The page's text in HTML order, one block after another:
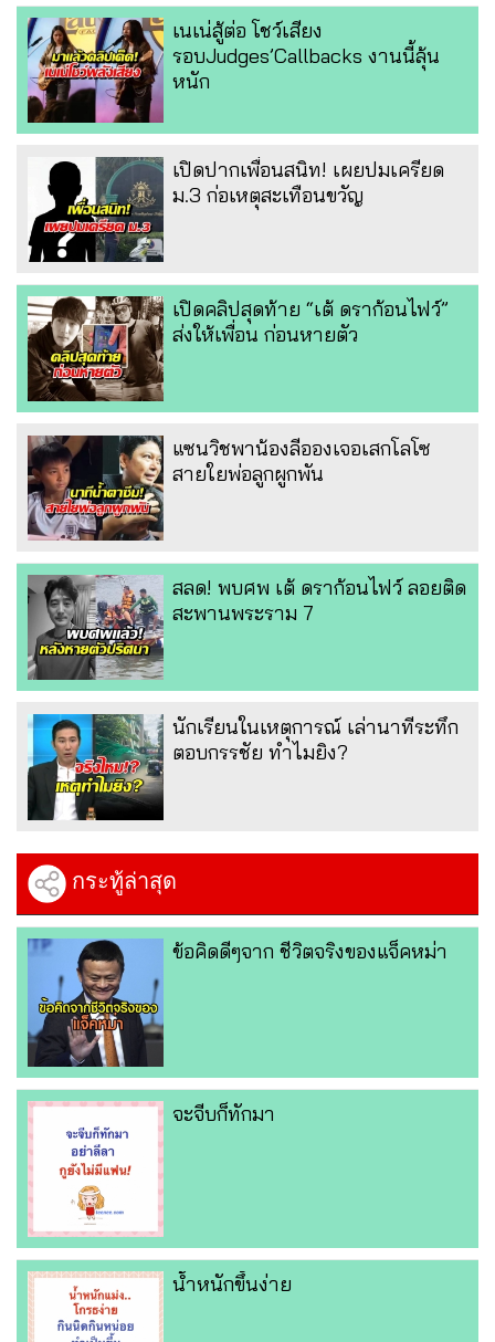
เนเน่สู้ต่อ โชว์เสียง
รอบJudges’Callbacks งานนี้ลุ้น
หนัก
เปิดปากเพื่อนสนิท! เผยปมเครียด
ม.3 ก่อเหตุสะเทือนขวัญ
เปิดคลิปสุดท้าย “เต้ ดราก้อนไฟว์”
ส่งให้เพื่อน ก่อนหายตัว
แซนวิชพาน้องลีอองเจอเสกโลโซ
สายใยพ่อลูกผูกพัน
สลด! พบศพ เต้ ดราก้อนไฟว์ ลอยติด
สะพานพระราม 7
นักเรียนในเหตุการณ์ เล่านาทีระทึก
ตอบกรรชัย ทำไมยิง?
กระทู้ล่าสุด
ข้อคิดดีๆจาก ชีวิตจริงของแจ็คหม่า
จะจีบก็ทักมา
น้ำหนักขึ้นง่าย